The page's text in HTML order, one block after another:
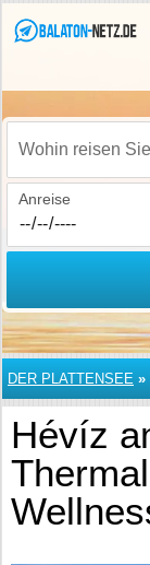
Wohin reisen Sie?
Anreise
DER PLATTENSEE »
Hévíz